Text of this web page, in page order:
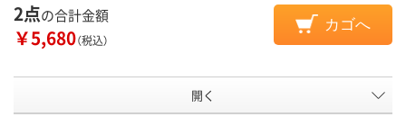
2点の合計金額
￥5,680（税込）
カゴへ
開く